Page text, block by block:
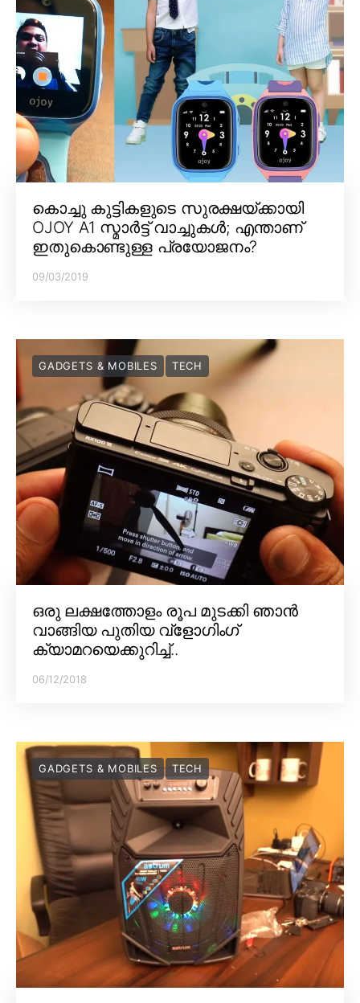
കൊച്ചു കുട്ടികളുടെ സുരക്ഷയ്ക്കായി
OJOY A1 സ്മാർട്ട് വാച്ചുകൾ; എന്താണ്
ഇതുകൊണ്ടുള്ള പ്രയോജനം?
09/03/2019
GADGETS & MOBILES TECH
ഒരു ലക്ഷത്തോളം രൂപ മുടക്കി ഞാൻ
വാങ്ങിയ പുതിയ വ്‌ളോഗിംഗ്
ക്യാമറയെക്കുറിച്ച്..
06/12/2018
GADGETS & MOBILES TECH